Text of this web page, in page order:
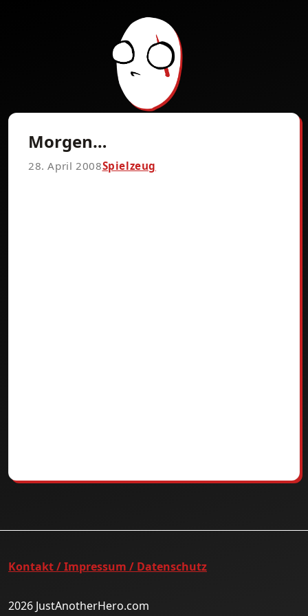
Morgen…
28. April 2008Spielzeug
Kontakt / Impressum / Datenschutz
2026 JustAnotherHero.com